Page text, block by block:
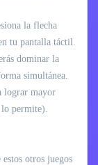
la flecha
tu pantalla táctil.
dominar la
simultánea.
lograr mayor
permite).
otros juegos